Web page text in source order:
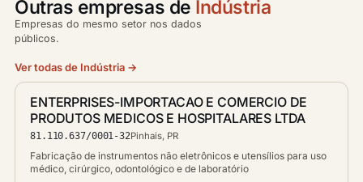
Outras empresas de Indústria
Empresas do mesmo setor nos dados
públicos.
Ver todas de Indústria →
ENTERPRISES-IMPORTACAO E COMERCIO DE
PRODUTOS MEDICOS E HOSPITALARES LTDA
81.110.637/0001-32Pinhais, PR
Fabricação de instrumentos não eletrônicos e utensílios para uso
médico, cirúrgico, odontológico e de laboratório